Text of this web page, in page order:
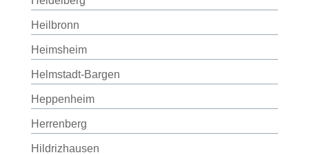
Heilbronn
Heimsheim
Helmstadt-Bargen
Heppenheim
Herrenberg
Hildrizhausen